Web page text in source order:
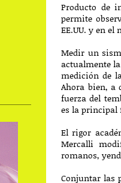
Producto de
permite
EE.UU. y en el
Medir un
actualmente
medición de
Ahora bien, a
fuerza del
es la principal
El rigor
Mercalli
romanos,
Conjuntar las